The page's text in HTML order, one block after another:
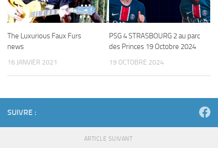
The Luxurious Faux Furs
news
16 JANVIER 2021
PSG 4 STRASBOURG 2 au parc
des Princes 19 Octobre 2024
19 OCTOBRE 2024
SUIVRE :
ARTICLE SUIVANT